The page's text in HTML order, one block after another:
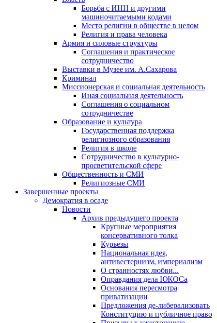
Борьба с ИНН и другими
машиночитаемыми кодами
Место религии в обществе в целом
Религия и права человека
Армия и силовые структуры
Соглашения и практическое
сотрудничество
Выставки в Музее им. А.Сахарова
Криминал
Миссионерская и социальная деятельность
Иная социальная деятельность
Соглашения о социальном
сотрудничестве
Образование и культура
Государственная поддержка
религиозного образования
Религия в школе
Сотрудничество в культурно-
просветительской сфере
Общественность и СМИ
Религиозные СМИ
Завершенные проекты
Демократия в осаде
Новости
Архив предыдущего проекта
Крупные мероприятия
консервативного толка
Курьезы
Национальная идея,
антивестернизм, империализм
О странностях любви...
Оправдания дела ЮКОСа
Основания пересмотра
приватизации
Предложения де-либерализовать
Конституцию и публичное право